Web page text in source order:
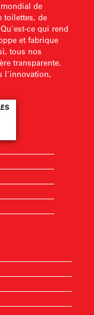
de
toilettes, de
ce qui rend
et fabrique
tous nos
transparente.
l'innovation,